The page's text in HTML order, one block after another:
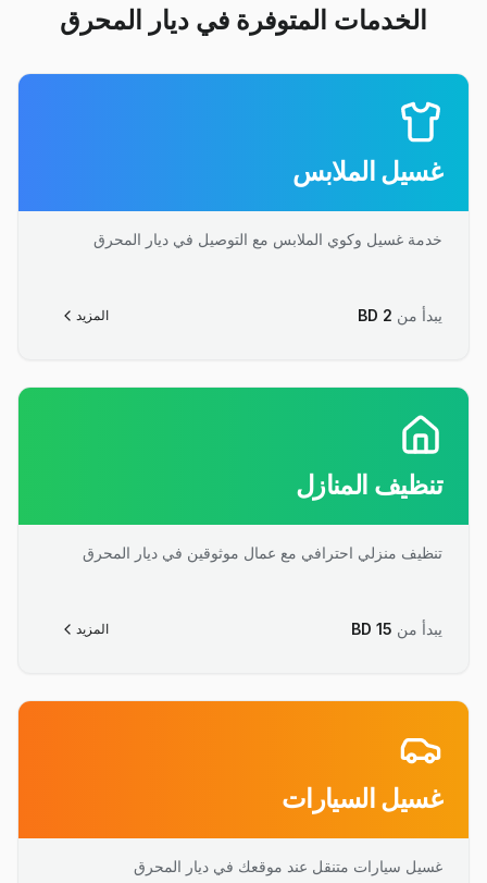
الخدمات المتوفرة في ديار المحرق
غسيل الملابس
خدمة غسيل وكوي الملابس مع التوصيل في ديار المحرق
يبدأ من BD 2 المزيد
تنظيف المنازل
تنظيف منزلي احترافي مع عمال موثوقين في ديار المحرق
يبدأ من BD 15 المزيد
غسيل السيارات
غسيل سيارات متنقل عند موقعك في ديار المحرق